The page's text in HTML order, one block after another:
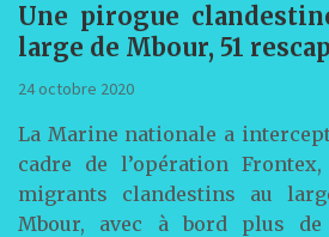
Une pirogue
large de Mbour, 51
24 octobre 2020
La Marine nationale a
cadre de l’opération
migrants clandestins au
Mbour, avec à bord plus de